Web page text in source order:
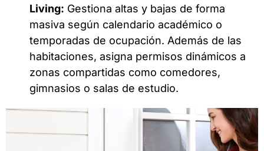
Living: Gestiona altas y bajas de forma
masiva según calendario académico o
temporadas de ocupación. Además de las
habitaciones, asigna permisos dinámicos a
zonas compartidas como comedores,
gimnasios o salas de estudio.